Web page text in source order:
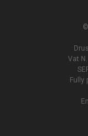
Vat
Fully